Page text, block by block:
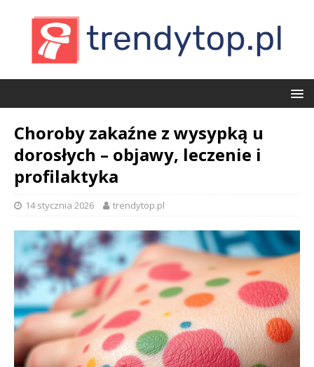
Choroby zakaźne z wysypką u
dorosłych – objawy, leczenie i
profilaktyka
14 stycznia 2026 trendytop.pl